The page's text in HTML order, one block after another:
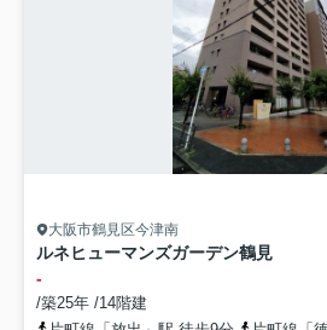
大阪市鶴見区今津南
ルネヒューマンズガーデン鶴見
-
/築25年 /14階建